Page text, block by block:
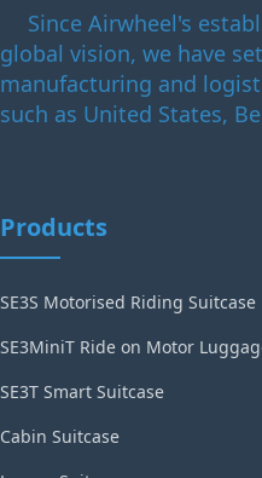
Since Airwheel's
global vision, we have
manufacturing and
such as United States,
Products
SE3S Motorised Riding Suitcase
SE3MiniT Ride on Motor
SE3T Smart Suitcase
Cabin Suitcase